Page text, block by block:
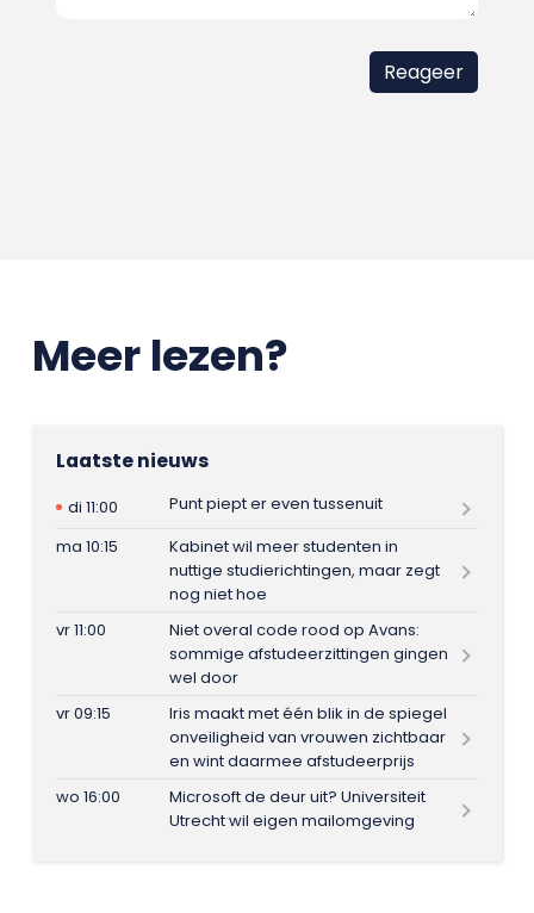
Meer lezen?
Laatste nieuws
di 11:00
Punt piept er even tussenuit
ma 10:15
Kabinet wil meer studenten in
nuttige studierichtingen, maar zegt
nog niet hoe
vr 11:00
Niet overal code rood op Avans:
sommige afstudeerzittingen gingen
wel door
vr 09:15
Iris maakt met één blik in de spiegel
onveiligheid van vrouwen zichtbaar
en wint daarmee afstudeerprijs
wo 16:00
Microsoft de deur uit? Universiteit
Utrecht wil eigen mailomgeving